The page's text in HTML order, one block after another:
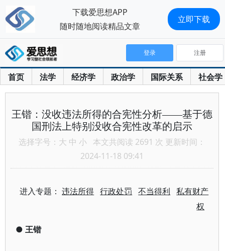
首页 法学 经济学 政治学 国际关系 社会学
登录 注册
王锴：没收违法所得的合宪性分析——基于德
国刑法上特别没收合宪性改革的启示
选择字号： 大 中 小 本文共阅读 2691 次 更新时间：
2024-11-18 09:41
进入专题：违法所得 行政处罚 不当得利
私有财产
权
● 王锴
下载爱思想APP
随时随地阅读精品文章
立即下载